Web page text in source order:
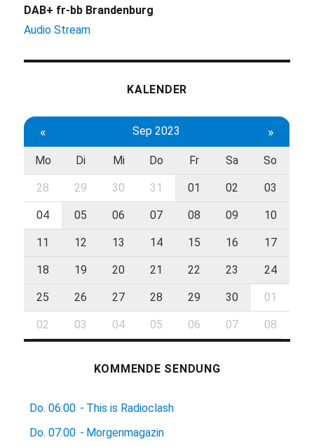
DAB+ fr-bb Brandenburg
Audio Stream
KALENDER
« Sep 2023 »
Mo Di Mi Do Fr Sa So
28 29 30 31 01 02 03
04 05 06 07 08 09 10
11 12 13 14 15 16 17
18 19 20 21 22 23 24
25 26 27 28 29 30 01
02 03 04 05 06 07 08
KOMMENDE SENDUNG
Do. 06:00 - This is Radioclash
Do. 07:00 - Morgenmagazin